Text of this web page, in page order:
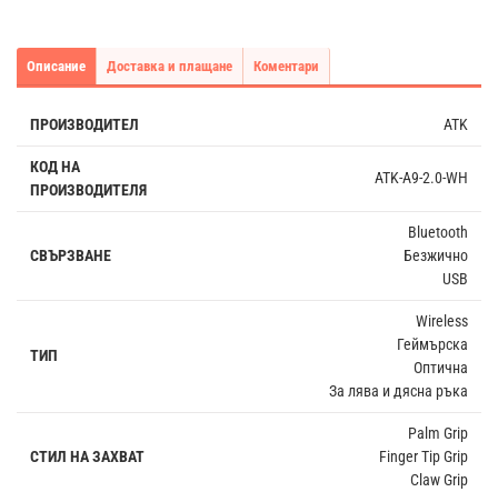
Описание Доставка и плащане Коментари
ПРОИЗВОДИТЕЛ ATK
КОД НА
ПРОИЗВОДИТЕЛЯ
ATK-A9-2.0-WH
СВЪРЗВАНЕ
Bluetooth
Безжично
USB
ТИП
Wireless
Геймърска
Оптична
За лява и дясна ръка
СТИЛ НА ЗАХВАТ
Palm Grip
Finger Tip Grip
Claw Grip